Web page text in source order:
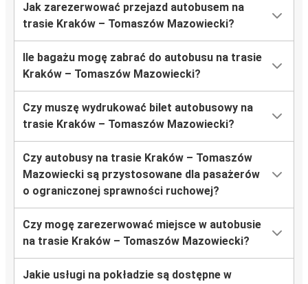
Jak zarezerwować przejazd autobusem na
trasie Kraków – Tomaszów Mazowiecki?
Ile bagażu mogę zabrać do autobusu na trasie
Kraków – Tomaszów Mazowiecki?
Czy muszę wydrukować bilet autobusowy na
trasie Kraków – Tomaszów Mazowiecki?
Czy autobusy na trasie Kraków – Tomaszów
Mazowiecki są przystosowane dla pasażerów
o ograniczonej sprawności ruchowej?
Czy mogę zarezerwować miejsce w autobusie
na trasie Kraków – Tomaszów Mazowiecki?
Jakie usługi na pokładzie są dostępne w